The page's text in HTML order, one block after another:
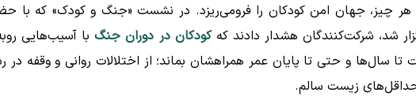
چیز، جهان امن کودکان را فرومی‌ریزد. در نشست «جنگ و کودک» که با
شد، شرکت‌کنندگان هشدار دادند کهکودکان در دوران جنگبا آسیب‌هایی
سال‌ها و حتی تا پایان عمر همراهشان بماند؛ از اختلالات روانی و وقفه در
زیست سالم.